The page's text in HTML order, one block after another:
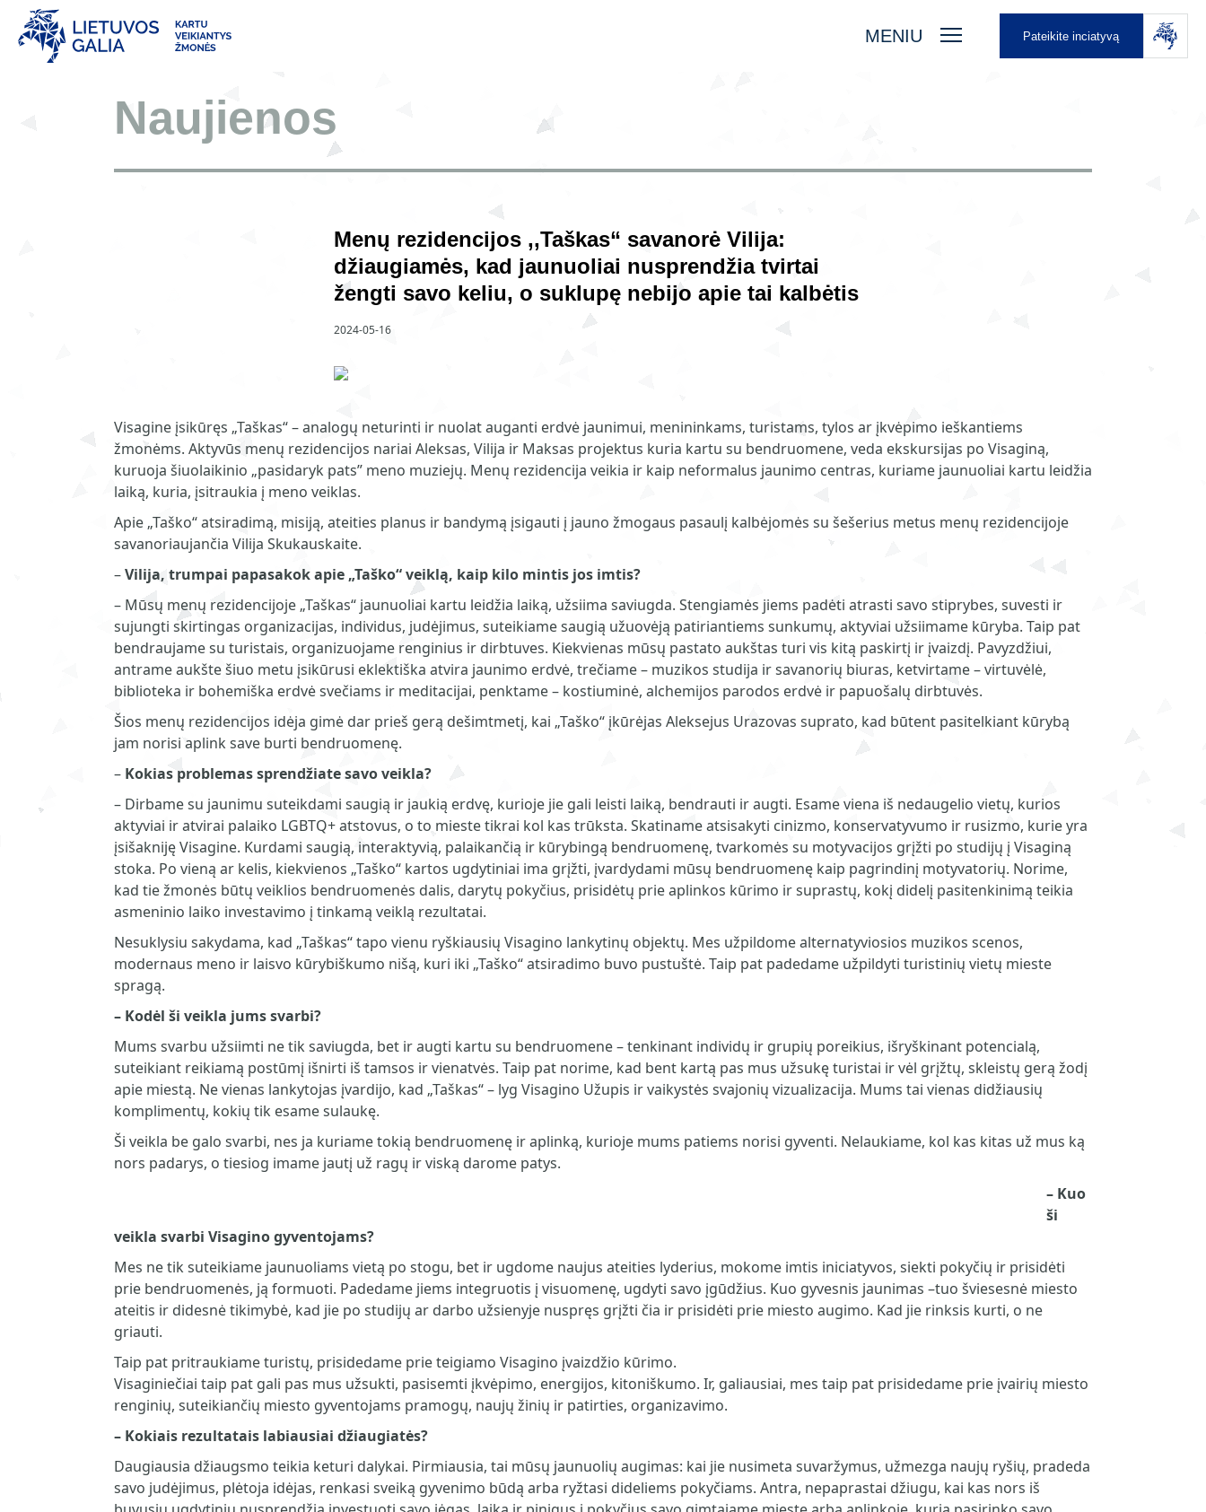
MENIU Pateikite inciatyvą
Naujienos
Menų rezidencijos ,,Taškas“ savanorė Vilija:
džiaugiamės, kad jaunuoliai nusprendžia tvirtai
žengti savo keliu, o suklupę nebijo apie tai kalbėtis
2024-05-16
Visagine įsikūręs „Taškas“ – analogų neturinti ir nuolat auganti erdvė jaunimui, menininkams, turistams, tylos ar įkvėpimo ieškantiems
žmonėms. Aktyvūs menų rezidencijos nariai Aleksas, Vilija ir Maksas projektus kuria kartu su bendruomene, veda ekskursijas po Visaginą,
kuruoja šiuolaikinio „pasidaryk pats” meno muziejų. Menų rezidencija veikia ir kaip neformalus jaunimo centras, kuriame jaunuoliai kartu leidžia
laiką, kuria, įsitraukia į meno veiklas.
Apie „Taško“ atsiradimą, misiją, ateities planus ir bandymą įsigauti į jauno žmogaus pasaulį kalbėjomės su šešerius metus menų rezidencijoje
savanoriaujančia Vilija Skukauskaite.
–Vilija, trumpai papasakok apie „Taško“veiklą, kaip kilo mintis jos imtis?
– Mūsų menų rezidencijoje „Taškas“ jaunuoliai kartu leidžia laiką, užsiima saviugda. Stengiamės jiems padėti atrasti savo stiprybes, suvesti ir
sujungti skirtingas organizacijas, individus, judėjimus, suteikiame saugią užuovėją patiriantiems sunkumų, aktyviai užsiimame kūryba. Taip pat
bendraujame su turistais, organizuojame renginius ir dirbtuves. Kiekvienas mūsų pastato aukštas turi vis kitą paskirtį ir įvaizdį. Pavyzdžiui,
antrame aukšte šiuo metu įsikūrusi eklektiška atvira jaunimo erdvė, trečiame – muzikos studija ir savanorių biuras, ketvirtame – virtuvėlė,
biblioteka ir bohemiška erdvė svečiams ir meditacijai, penktame – kostiuminė, alchemijos parodos erdvė ir papuošalų dirbtuvės.
Šios menų rezidencijos idėja gimė dar prieš gerą dešimtmetį, kai „Taško“ įkūrėjas Aleksejus Urazovas suprato, kad būtent pasitelkiant kūrybą
jam norisi aplink save burti bendruomenę.
– Kokias problemas sprendžiate savo veikla?
– Dirbame su jaunimu suteikdami saugią ir jaukią erdvę, kurioje jie gali leisti laiką, bendrauti ir augti. Esame viena iš nedaugelio vietų, kurios
aktyviai ir atvirai palaiko LGBTQ+ atstovus, o to mieste tikrai kol kas trūksta. Skatiname atsisakyti cinizmo, konservatyvumo ir rusizmo, kurie yra
įsišakniję Visagine. Kurdami saugią, interaktyvią, palaikančią ir kūrybingą bendruomenę, tvarkomės su motyvacijos grįžti po studijų į Visaginą
stoka. Po vieną ar kelis, kiekvienos „Taško“ kartos ugdytiniai ima grįžti, įvardydami mūsų bendruomenę kaip pagrindinį motyvatorių. Norime,
kad tie žmonės būtų veiklios bendruomenės dalis, darytų pokyčius, prisidėtų prie aplinkos kūrimo ir suprastų, kokį didelį pasitenkinimą teikia
asmeninio laiko investavimo į tinkamą veiklą rezultatai.
Nesuklysiu sakydama, kad „Taškas“ tapo vienu ryškiausių Visagino lankytinų objektų. Mes užpildome alternatyviosios muzikos scenos,
modernaus meno ir laisvo kūrybiškumo nišą, kuri iki „Taško“ atsiradimo buvo pustuštė. Taip pat padedame užpildyti turistinių vietų mieste
spragą.
– Kodėl ši veikla jums svarbi?
Mums svarbu užsiimti ne tik saviugda, bet ir augti kartu su bendruomene – tenkinant individų ir grupių poreikius, išryškinant potencialą,
suteikiant reikiamą postūmį išnirti iš tamsos ir vienatvės. Taip pat norime, kad bent kartą pas mus užsukę turistai ir vėl grįžtų, skleistų gerą žodį
apie miestą. Ne vienas lankytojas įvardijo, kad „Taškas“ – lyg Visagino Užupis ir vaikystės svajonių vizualizacija. Mums tai vienas didžiausių
komplimentų, kokių tik esame sulaukę.
Ši veikla be galo svarbi, nes ja kuriame tokią bendruomenę ir aplinką, kurioje mums patiems norisi gyventi. Nelaukiame, kol kas kitas už mus ką
nors padarys, o tiesiog imame jautį už ragų ir viską darome patys.
– Kuo
ši
veikla svarbi Visagino gyventojams?
Mes ne tik suteikiame jaunuoliams vietą po stogu, bet ir ugdome naujus ateities lyderius, mokome imtis iniciatyvos, siekti pokyčių ir prisidėti
prie bendruomenės, ją formuoti. Padedame jiems integruotis į visuomenę, ugdyti savo įgūdžius. Kuo gyvesnis jaunimas –tuo šviesesnė miesto
ateitis ir didesnė tikimybė, kad jie po studijų ar darbo užsienyje nuspręs grįžti čia ir prisidėti prie miesto augimo. Kad jie rinksis kurti, o ne
griauti.
Taip pat pritraukiame turistų, prisidedame prie teigiamo Visagino įvaizdžio kūrimo.
Visaginiečiai taip pat gali pas mus užsukti, pasisemti įkvėpimo, energijos, kitoniškumo. Ir, galiausiai, mes taip pat prisidedame prie įvairių miesto
renginių, suteikiančių miesto gyventojams pramogų, naujų žinių ir patirties, organizavimo.
– Kokiais rezultatais labiausiai džiaugiatės?
Daugiausia džiaugsmo teikia keturi dalykai. Pirmiausia, tai mūsų jaunuolių augimas: kai jie nusimeta suvaržymus, užmezga naujų ryšių, pradeda
savo judėjimus, plėtoja idėjas, renkasi sveiką gyvenimo būdą arba ryžtasi dideliems pokyčiams. Antra, nepaprastai džiugu, kai kas nors iš